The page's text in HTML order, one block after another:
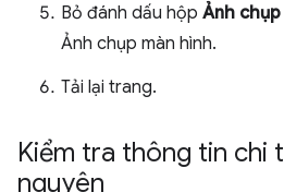
Bỏ đánh dấu hộp Ảnh
Ảnh chụp màn hình.
Tải lại trang.
Kiểm tra thông tin chi
nguyên